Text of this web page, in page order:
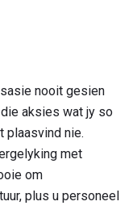
nooit gesien
aksies wat jy so
plaasvind nie.
met
om
plus u personeel